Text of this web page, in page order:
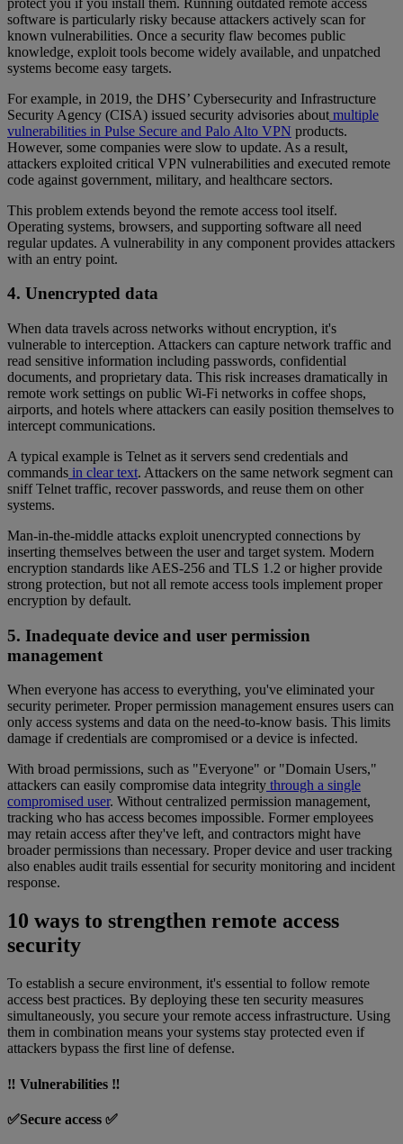
software is particularly risky because attackers actively scan for
known vulnerabilities. Once a security flaw becomes public
knowledge, exploit tools become widely available, and unpatched
systems become easy targets.
For example, in 2019, the DHS’ Cybersecurity and Infrastructure
Security Agency (CISA) issued security advisories about multiple
vulnerabilities in Pulse Secure and Palo Alto VPN products.
However, some companies were slow to update. As a result,
attackers exploited critical VPN vulnerabilities and executed remote
code against government, military, and healthcare sectors.
This problem extends beyond the remote access tool itself.
Operating systems, browsers, and supporting software all need
regular updates. A vulnerability in any component provides attackers
with an entry point.
4. Unencrypted data
When data travels across networks without encryption, it's
vulnerable to interception. Attackers can capture network traffic and
read sensitive information including passwords, confidential
documents, and proprietary data. This risk increases dramatically in
remote work settings on public Wi-Fi networks in coffee shops,
airports, and hotels where attackers can easily position themselves to
intercept communications.
A typical example is Telnet as it servers send credentials and
commands in clear text. Attackers on the same network segment can
sniff Telnet traffic, recover passwords, and reuse them on other
systems.
Man-in-the-middle attacks exploit unencrypted connections by
inserting themselves between the user and target system. Modern
encryption standards like AES-256 and TLS 1.2 or higher provide
strong protection, but not all remote access tools implement proper
encryption by default.
5. Inadequate device and user permission
management
When everyone has access to everything, you've eliminated your
security perimeter. Proper permission management ensures users can
only access systems and data on the need-to-know basis. This limits
damage if credentials are compromised or a device is infected.
With broad permissions, such as "Everyone" or "Domain Users,"
attackers can easily compromise data integrity through a single
compromised user. Without centralized permission management,
tracking who has access becomes impossible. Former employees
may retain access after they've left, and contractors might have
broader permissions than necessary. Proper device and user tracking
also enables audit trails essential for security monitoring and incident
response.
10 ways to strengthen remote access
security
To establish a secure environment, it's essential to follow remote
access best practices. By deploying these ten security measures
simultaneously, you secure your remote access infrastructure. Using
them in combination means your systems stay protected even if
attackers bypass the first line of defense.
‼️ Vulnerabilities ‼️
✅Secure access ✅